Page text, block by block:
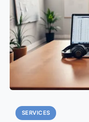
SERVICES